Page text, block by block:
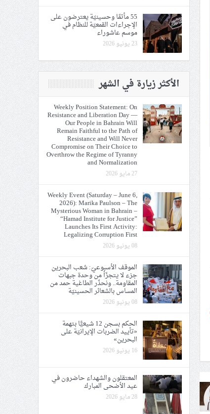
55 مأتمًا وحسينيّة يعترضون على
الإجراءات القمعيّة للنظام في
موسم عاشوراء
23 يونيو 2026
الأكثر زيارة في الشهر
Weekly Position Statement: On
Resistance and Liberation Day —
Our People in Bahrain Will
Remain Faithful to the Path of
Resistance and Will Never
Compromise on Their Choice to
Overthrow the Regime of Tyranny
and Normalization
27 مايو 2026
Weekly Event (Saturday – June 6,
2026): Marika Paulson – The
Mysterious Woman in Bahrain –
“Hamad Institute for Justice”
Launches Its First Activity:
Legalizing Corruption First
08 يونيو 2026
الموقف الأسبوعيّ: شعب البحرين
جزء لا يتجزّأ من وحدة جبهات
المقاومة.. ونحذّر الطاغية حمد من
المساس بالشعائر الحسينيّة
08 يونيو 2026
الحكم بسجن 12 شيعيًّا بتهمة
«تأييد الضربات الإيرانيّة على
البحرين»
16 يونيو 2026
المعتقلون والشهداء حاضرون في
عيد الأضحى المبارك
28 مايو 2026